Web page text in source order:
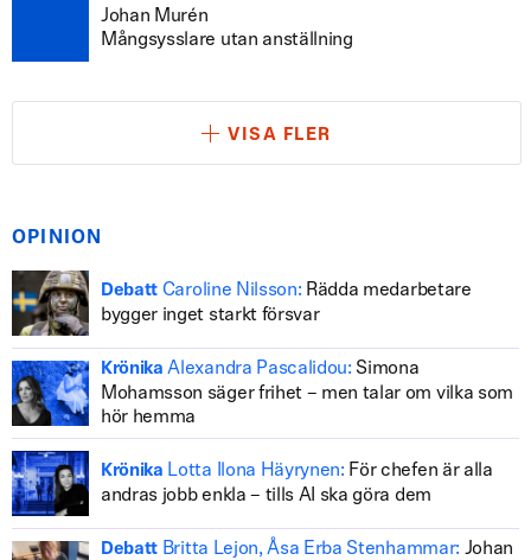
Johan Murén
Mångsysslare utan anställning
VISA FLER
OPINION
Debatt Caroline Nilsson: Rädda medarbetare
bygger inget starkt försvar
Krönika Alexandra Pascalidou: Simona
Mohamsson säger frihet – men talar om vilka som
hör hemma
Krönika Lotta Ilona Häyrynen: För chefen är alla
andras jobb enkla – tills AI ska göra dem
Debatt Britta Lejon, Åsa Erba Stenhammar: Johan